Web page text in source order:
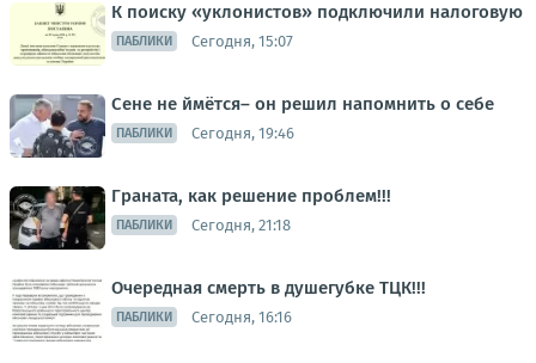
К поиску «уклонистов» подключили налоговую
ПАБЛИКИ Сегодня, 15:07
Сене не ймётся– он решил напомнить о себе
ПАБЛИКИ Сегодня, 19:46
Граната, как решение проблем!!!
ПАБЛИКИ Сегодня, 21:18
Очередная смерть в душегубке ТЦК!!!
ПАБЛИКИ Сегодня, 16:16